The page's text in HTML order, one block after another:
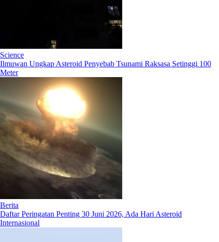
Science
Ilmuwan Ungkap Asteroid Penyebab Tsunami Raksasa Setinggi 100
Meter
Berita
Daftar Peringatan Penting 30 Juni 2026, Ada Hari Asteroid
Internasional